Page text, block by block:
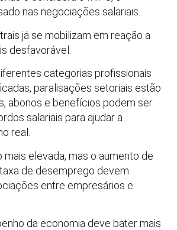
nas negociações salariais.
já se mobilizam em reação a
desfavorável.
categorias profissionais
paralisações setoriais estão
abonos e benefícios podem ser
salariais para ajudar a
real.
mais elevada, mas o aumento de
de desemprego devem
entre empresários e
da economia deve bater mais